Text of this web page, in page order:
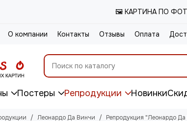
🖼️ КАРТИНА ПО
О компании Контакты Отзывы Оплата
Постеры Репродукции Новинки
Леонардо Да Винчи Репродукция "Леонардо